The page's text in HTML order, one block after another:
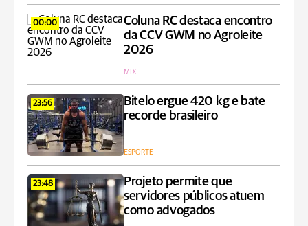
00:00
Coluna RC destaca encontro
da CCV GWM no Agroleite
2026
MIX
23:56
Bitelo ergue 420 kg e bate
recorde brasileiro
ESPORTE
23:48
Projeto permite que
servidores públicos atuem
como advogados